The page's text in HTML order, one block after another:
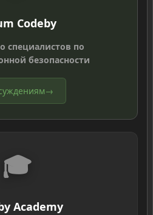
Codeby
специалистов по
безопасности
→
🎓
Academy